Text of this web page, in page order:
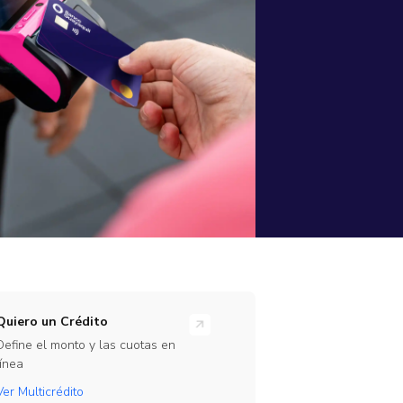
en línea para tu empresa
Beta
de nuestro programa de Beta Testers
un Crédito
el monto y las cuotas en
Multicrédito